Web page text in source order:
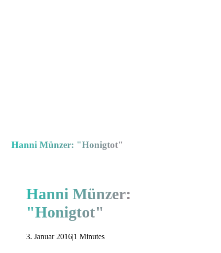
Hanni Münzer: "Honigtot"
Hanni Münzer:
"Honigtot"
3. Januar 2016|1 Minutes